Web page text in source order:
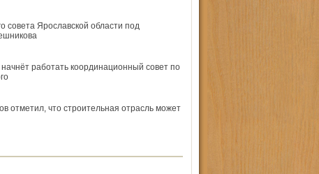
совета Ярославской области под
работать координационный совет по
отметил, что строительная отрасль может